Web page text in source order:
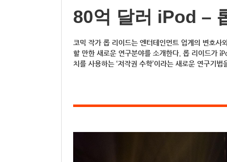
80억 달러 iPod –
코믹 작가 롭 리이드는 엔터테인먼트 업계의 변호사
할 만한 새로운 연구분야를 소개한다. 롭 리이드가
치를 사용하는 ‘저작권 수학’이라는 새로운 연구기법